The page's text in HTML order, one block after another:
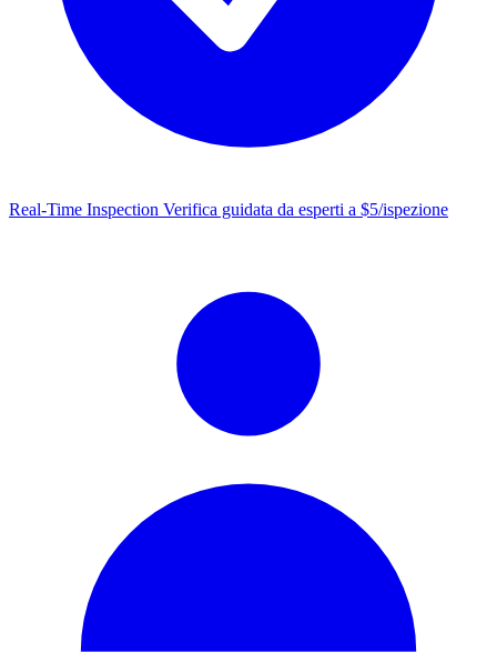
Real-Time Inspection Verifica guidata da esperti a $5/ispezione